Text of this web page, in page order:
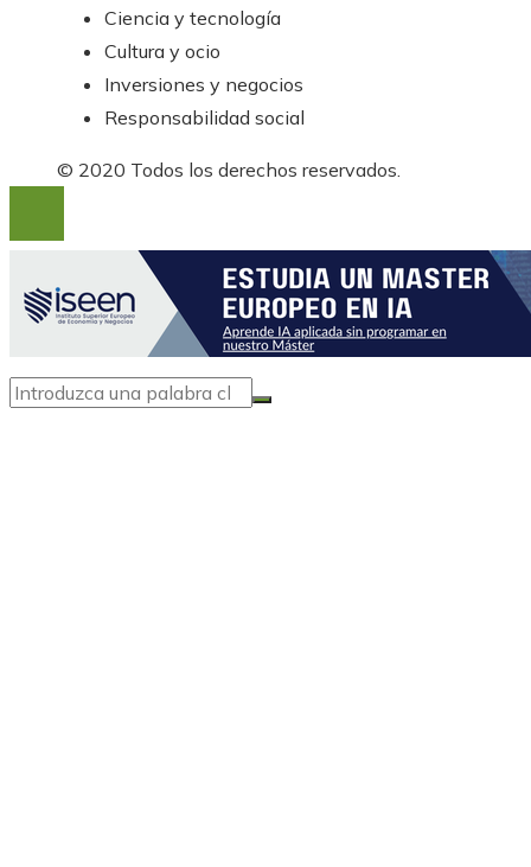
Ciencia y tecnología
Cultura y ocio
Inversiones y negocios
Responsabilidad social
© 2020 Todos los derechos reservados.